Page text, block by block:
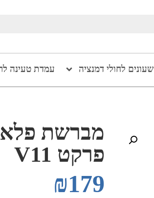
שעונים לחולי דמנציה עמדת טעינה
מברשת
פרקט V11
₪179